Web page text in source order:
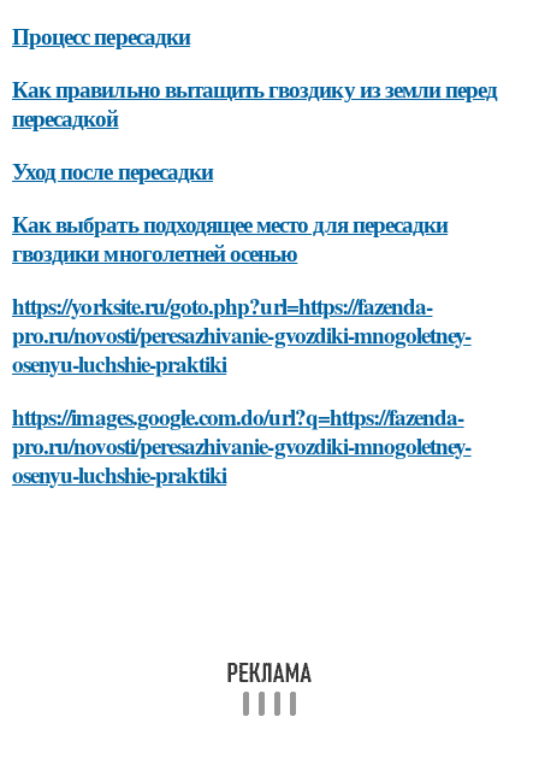
Процесс пересадки
Как правильно вытащить гвоздику из земли перед
пересадкой
Уход после пересадки
Как выбрать подходящее место для пересадки
гвоздики многолетней осенью
https://yorksite.ru/goto.php?url=https://fazenda-
pro.ru/novosti/peresazhivanie-gvozdiki-mnogoletney-
osenyu-luchshie-praktiki
https://images.google.com.do/url?q=https://fazenda-
pro.ru/novosti/peresazhivanie-gvozdiki-mnogoletney-
osenyu-luchshie-praktiki